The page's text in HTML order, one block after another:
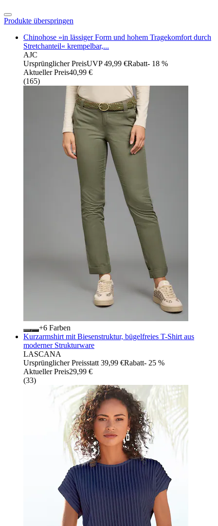
Produkte überspringen
Chinohose »in lässiger Form und hohem Tragekomfort durch
Stretchanteil« krempelbar,...
AJC
Ursprünglicher PreisUVP 49,99 €Rabatt- 18 %
Aktueller Preis40,99 €
(165)
+
Farben
Kurzarmshirt mit Biesenstruktur, bügelfreies T-Shirt aus
moderner Strukturware
LASCANA
Ursprünglicher Preisstatt 39,99 €Rabatt- 25 %
Aktueller Preis29,99 €
(33)